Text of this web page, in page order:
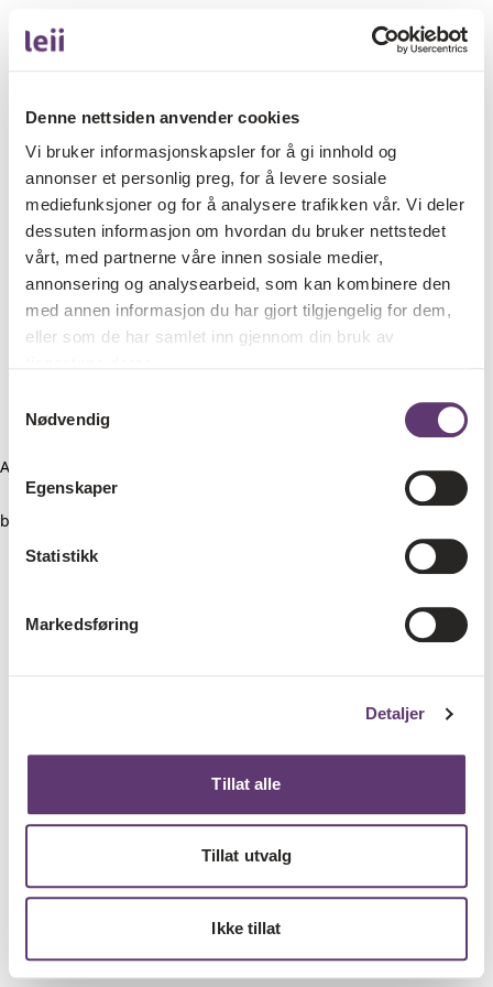
Denne nettsiden anvender cookies
Vi bruker informasjonskapsler for å gi innhold og
annonser et personlig preg, for å levere sosiale
mediefunksjoner og for å analysere trafikken vår. Vi deler
dessuten informasjon om hvordan du bruker nettstedet
vårt, med partnerne våre innen sosiale medier,
annonsering og analysearbeid, som kan kombinere den
med annen informasjon du har gjort tilgjengelig for dem,
eller som de har samlet inn gjennom din bruk av
Nødvendig
Egenskaper
Statistikk
Markedsføring
Detaljer
Tillat alle
Tillat utvalg
Ikke tillat
Application error: a client-side exception has occurred (see the
browser console for more information)